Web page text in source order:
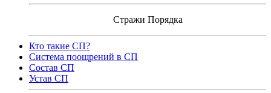
Стражи Порядка
Кто такие СП?
Система поощрений в СП
Состав СП
Устав СП